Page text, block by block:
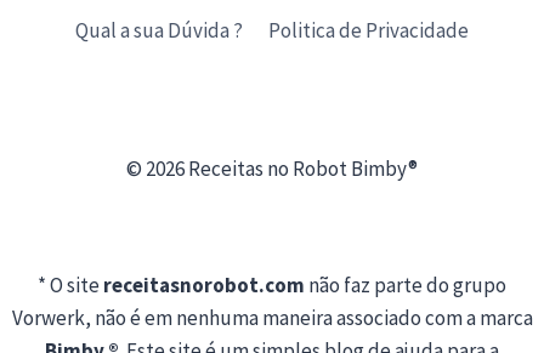
Qual a sua Dúvida ?
Politica de Privacidade
© 2026 Receitas no Robot Bimby®
* O sitereceitasnorobot.com não faz parte do grupo
Vorwerk, não é em nenhuma maneira associado com a marca